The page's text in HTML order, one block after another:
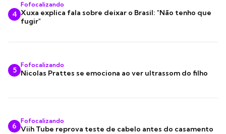
4
Fofocalizando
Xuxa explica fala sobre deixar o Brasil: "Não tenho que
fugir"
5
Fofocalizando
Nicolas Prattes se emociona ao ver ultrassom do filho
6
Fofocalizando
Viih Tube reprova teste de cabelo antes do casamento